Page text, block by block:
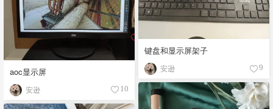
键盘和显示屏架子
安逊 9
aoc显示屏
安逊 10